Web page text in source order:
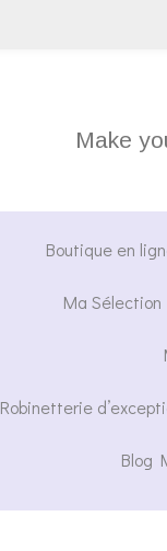
Make
Boutique en
Ma Sélection
Robinetterie
Blog